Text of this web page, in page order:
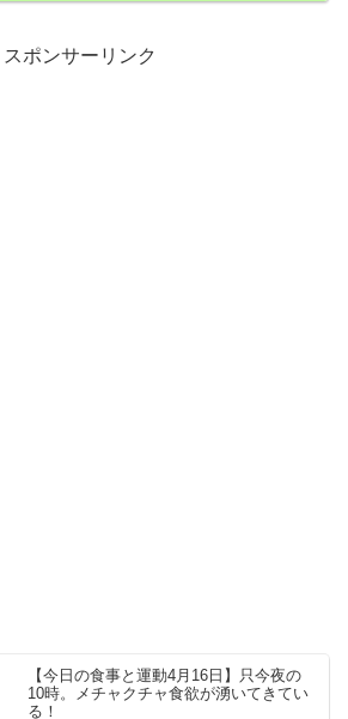
いてたので開き具合がいいのを7輪ほど切っ
スポンサーリンク
【今日の食事と運動4月16日】只今夜の
10時。メチャクチャ食欲が湧いてきてい
る！